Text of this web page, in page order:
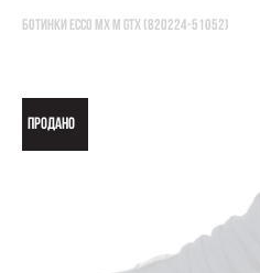
БОТИНКИ ECCO MX M GTX (820224-51052)
ПРОДАНО